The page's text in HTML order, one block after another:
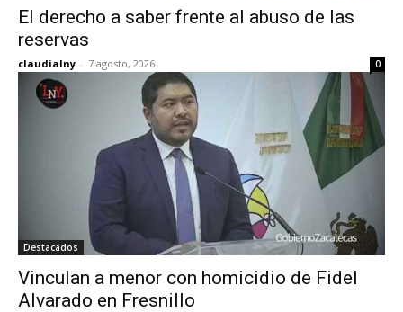
El derecho a saber frente al abuso de las
reservas
claudialny - 7 agosto, 2026 0
Destacados
Vinculan a menor con homicidio de Fidel
Alvarado en Fresnillo